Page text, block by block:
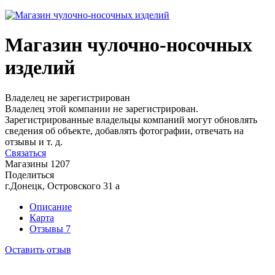
Магазин чулочно-носочных
изделий
Владелец не зарегистрирован
Владелец этой компании не зарегистрирован.
Зарегистрированные владельцы компаний могут обновлять
сведения об объекте, добавлять фотографии, отвечать на
отзывы и т. д.
Связаться
Магазины 1207
Поделиться
г.Донецк, Островского 31 а
Описание
Карта
Отзывы 7
Оставить отзыв